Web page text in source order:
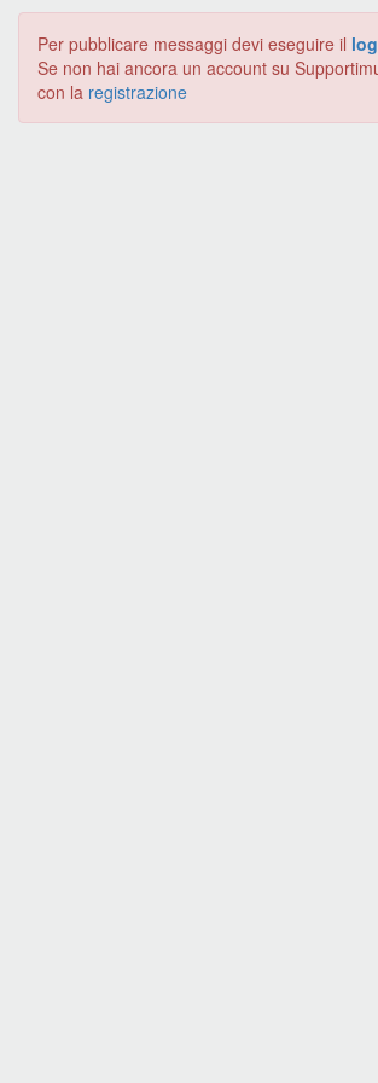
Per pubblicare messaggi devi eseguire il
Se non hai ancora un account su
con la registrazione